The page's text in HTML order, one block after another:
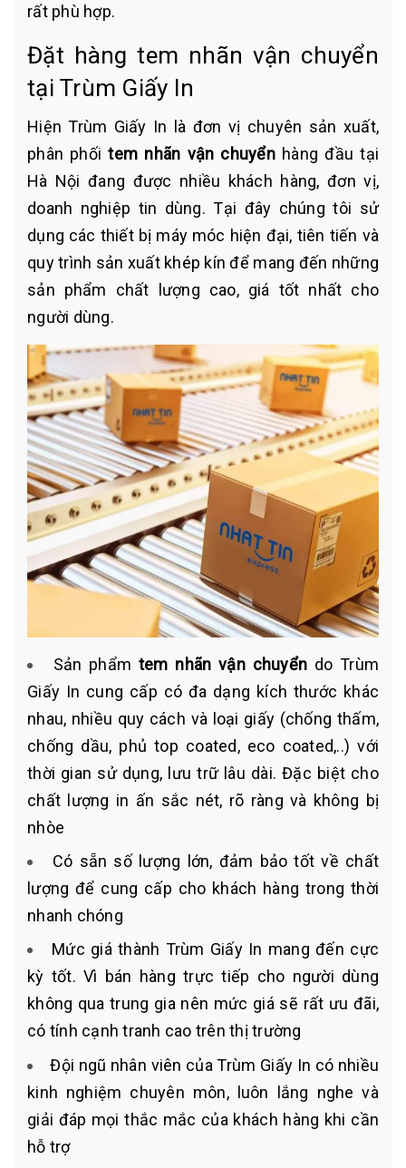
rất phù hợp.
Đặt hàng tem nhãn vận chuyển
tại Trùm Giấy In
Hiện Trùm Giấy In là đơn vị chuyên sản xuất,
phân phốitem nhãn vận chuyểnhàng đầu tại
Hà Nội đang được nhiều khách hàng, đơn vị,
doanh nghiệp tin dùng. Tại đây chúng tôi sử
dụng các thiết bị máy móc hiện đại, tiên tiến và
quy trình sản xuất khép kín để mang đến những
sản phẩm chất lượng cao, giá tốt nhất cho
người dùng.
Sản phẩm tem nhãn vận chuyển do Trùm
Giấy In cung cấp có đa dạng kích thước khác
nhau, nhiều quy cách và loại giấy (chống thấm,
chống dầu, phủ top coated, eco coated,..) với
thời gian sử dụng, lưu trữ lâu dài. Đặc biệt cho
chất lượng in ấn sắc nét, rõ ràng và không bị
nhòe
Có sẵn số lượng lớn, đảm bảo tốt về chất
lượng để cung cấp cho khách hàng trong thời
nhanh chóng
Mức giá thành Trùm Giấy In mang đến cực
kỳ tốt. Vì bán hàng trực tiếp cho người dùng
không qua trung gia nên mức giá sẽ rất ưu đãi,
có tính cạnh tranh cao trên thị trường
Đội ngũ nhân viên của Trùm Giấy In có nhiều
kinh nghiệm chuyên môn, luôn lắng nghe và
giải đáp mọi thắc mắc của khách hàng khi cần
hỗ trợ